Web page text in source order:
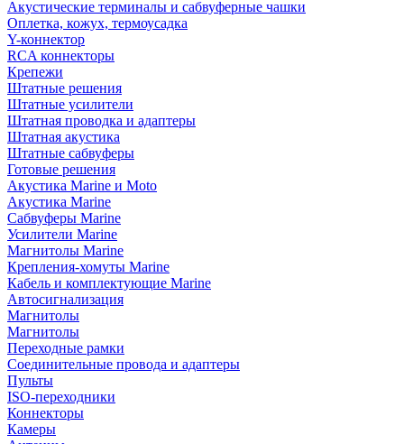
Акустические терминалы и сабвуферные чашки
Оплетка, кожух, термоусадка
Y-коннектор
RCA коннекторы
Крепежи
Штатные решения
Штатные усилители
Штатная проводка и адаптеры
Штатная акустика
Штатные сабвуферы
Готовые решения
Акустика Marine и Moto
Акустика Marine
Сабвуферы Marine
Усилители Marine
Магнитолы Marine
Крепления-хомуты Marine
Кабель и комплектующие Marine
Автосигнализация
Магнитолы
Магнитолы
Переходные рамки
Соединительные провода и адаптеры
Пульты
ISO-переходники
Коннекторы
Камеры